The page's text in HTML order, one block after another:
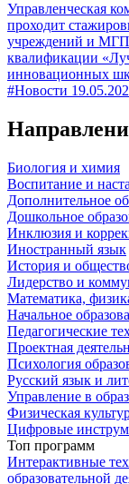
Управленческая
проходит
учреждений и
квалификации
инновационных
#Новости
Биология и химия
Воспитание и
Дополнительное
Дошкольное
Инклюзия и
Иностранный язык
История и
Лидерство и
Математика,
Начальное
Педагогические
Проектная
Психология
Русский язык и
Управление в
Физическая
Цифровые
Топ программ
Интерактивные
образовательной